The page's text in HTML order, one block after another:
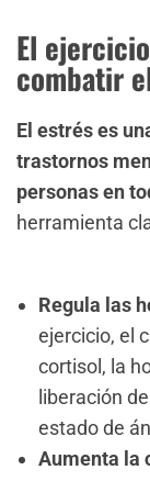
El
combatir
El estrés es
trastornos
personas en
herramienta
Regula las
ejercicio, el
cortisol, la
liberación
estado de
Aumenta la